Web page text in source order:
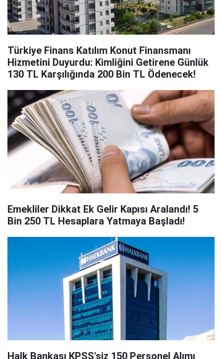
Türkiye Finans Katılım Konut Finansmanı
Hizmetini Duyurdu: Kimliğini Getirene Günlük
130 TL Karşılığında 200 Bin TL Ödenecek!
Emekliler Dikkat Ek Gelir Kapısı Aralandı! 5
Bin 250 TL Hesaplara Yatmaya Başladı!
Halk Bankası KPSS'siz 150 Personel Alımı